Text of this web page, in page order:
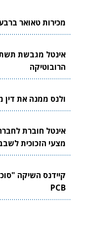
מכירות טאואר
אינטל מגבשת
הרובוטיקה
ולנס ממנה את דין
אינטל חוברת
מצעי הזכוכית
קיידנס השיקה
PCB